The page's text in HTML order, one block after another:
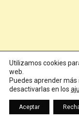
Utilizamos cookies
web.
Puedes aprender
desactivarlas en los
Aceptar